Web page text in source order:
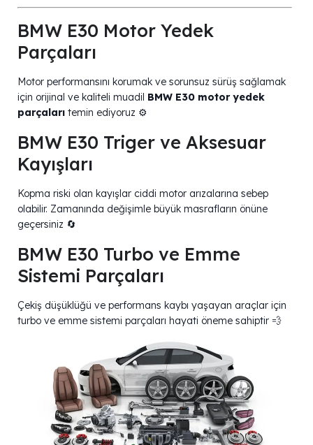
BMW E30 Motor Yedek
Parçaları
Motor performansını korumak ve sorunsuz sürüş sağlamak
için orijinal ve kaliteli muadil BMW E30 motor yedek
parçaları temin ediyoruz ⚙️
BMW E30 Triger ve Aksesuar
Kayışları
Kopma riski olan kayışlar ciddi motor arızalarına sebep
olabilir. Zamanında değişimle büyük masrafların önüne
geçersiniz 🔄
BMW E30 Turbo ve Emme
Sistemi Parçaları
Çekiş düşüklüğü ve performans kaybı yaşayan araçlar için
turbo ve emme sistemi parçaları hayati öneme sahiptir 💨